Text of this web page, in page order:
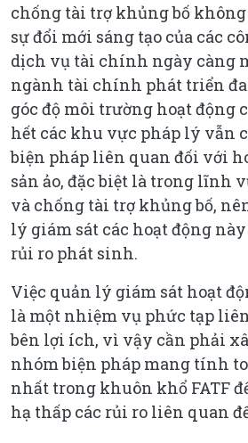
chống tài trợ khủng bố
sự đổi mới sáng tạo của các
dịch vụ tài chính ngày càng
ngành tài chính phát triển đa
góc độ môi trường hoạt động
hết các khu vực pháp lý vẫn
biện pháp liên quan đối với
sản ảo, đặc biệt là trong lĩnh
và chống tài trợ khủng bố,
lý giám sát các hoạt động
rủi ro phát sinh.
Việc quản lý giám sát hoạt
là một nhiệm vụ phức tạp
bên lợi ích, vì vậy cần phải
nhóm biện pháp mang tính
nhất trong khuôn khổ FATF
hạ thấp các rủi ro liên quan